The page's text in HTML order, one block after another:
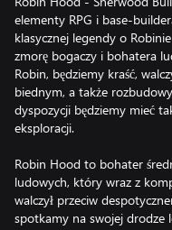
elementy RPG i base-
klasycznej legendy o
zmorę bogaczy i bohatera
Robin, będziemy kraść,
biednym, a także
dyspozycji będziemy mieć
eksploracji.
Robin Hood to bohater
ludowych, który wraz z
walczył przeciw
spotkamy na swojej drodze